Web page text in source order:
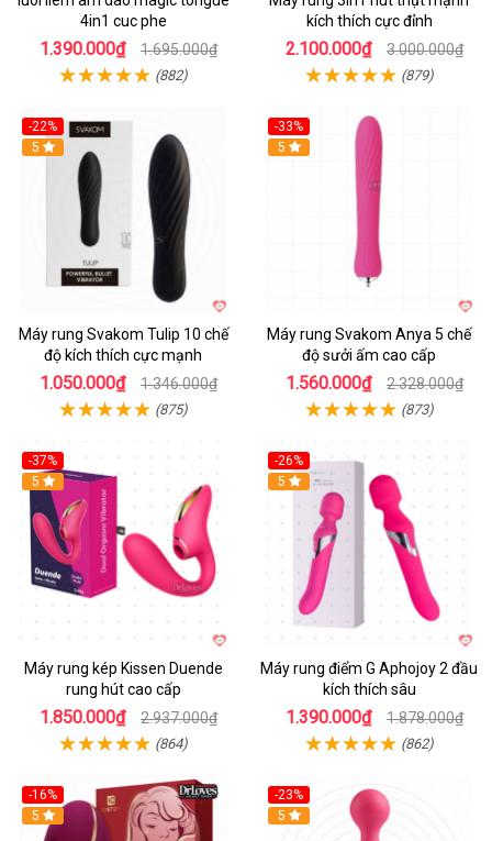
4in1 cuc phe
1.390.000₫ 1.695.000₫
(882)
kích thích cực đỉnh
2.100.000₫ 3.000.000₫
(879)
-22%
Hot
5
Máy rung Svakom Tulip 10 chế
độ kích thích cực mạnh
1.050.000₫ 1.346.000₫
(875)
-33%
Hot
5
Máy rung Svakom Anya 5 chế
độ sưởi ấm cao cấp
1.560.000₫ 2.328.000₫
(873)
-37%
Hot
5
Máy rung kép Kissen Duende
rung hút cao cấp
1.850.000₫ 2.937.000₫
(864)
-26%
Hot
5
Máy rung điểm G Aphojoy 2 đầu
kích thích sâu
1.390.000₫ 1.878.000₫
(862)
-16%
Hot
5
-23%
Hot
5